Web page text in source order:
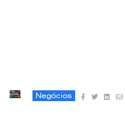
Negócios